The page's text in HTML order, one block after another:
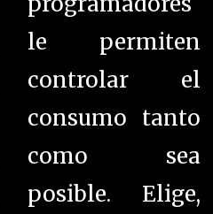
le permiten
controlar el
consumo tanto
como sea
posible. Elige,